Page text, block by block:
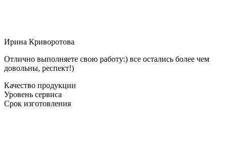
Ирина Криворотова
Отлично выполняете свою работу:) все остались более чем
довольны, респект!)
Качество продукции
Уровень сервиса
Срок изготовления